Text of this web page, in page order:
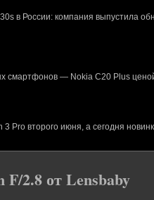
в России: компания выпустила
смартфонов — Nokia C20 Plus
второго июня, а сегодня
2.8 от Lensbaby